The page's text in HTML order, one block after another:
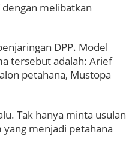
melibatkan
DPP. Model
tersebut adalah: Arief
petahana, Mustopa
Tak hanya minta usulan
yang menjadi petahana